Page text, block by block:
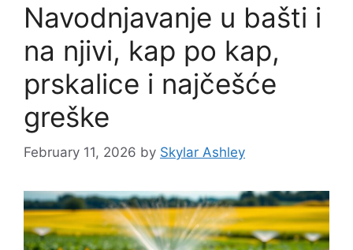
Navodnjavanje u bašti i
na njivi, kap po kap,
prskalice i najčešće
greške
February 11, 2026 by Skylar Ashley